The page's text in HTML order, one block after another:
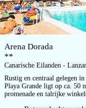
Arena Dorada
**
Canarische Eilanden -
Rustig en centraal gelegen
Playa Grande ligt op ca. 50
promenade en talrijke